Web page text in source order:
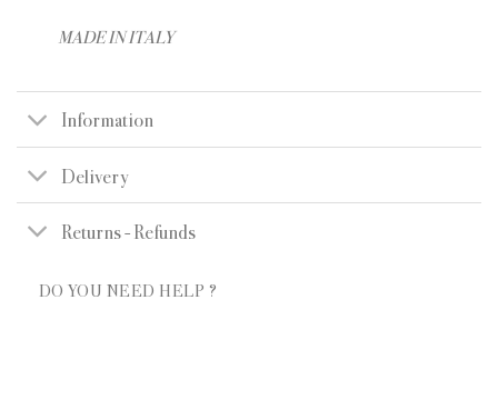
MADE IN ITALY
Information
Delivery
Returns - Refunds
DO YOU NEED HELP ?